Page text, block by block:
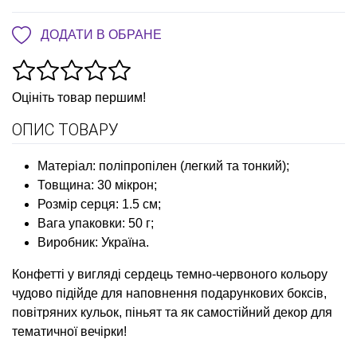
ДОДАТИ В ОБРАНЕ
Оцініть товар першим!
ОПИС ТОВАРУ
Матеріал: поліпропілен (легкий та тонкий);
Товщина: 30 мікрон;
Розмір серця: 1.5 см;
Вага упаковки: 50 г;
Виробник: Україна.
Конфетті у вигляді сердець темно-червоного кольору
чудово підійде для наповнення подарункових боксів,
повітряних кульок, піньят та як самостійний декор для
тематичної вечірки!